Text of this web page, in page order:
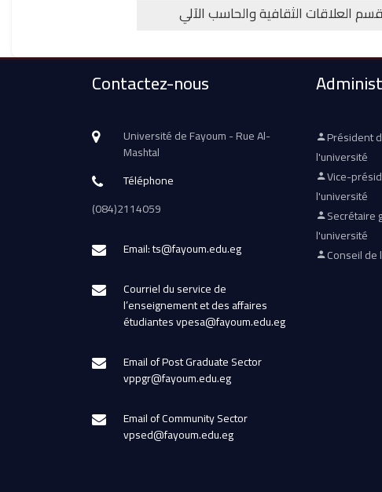
العلاقات الثقافية والحاسب الآلي
Contactez-nous
Université de Fayoum - Rue Al-
Mashtal
Téléphone
(084)2114059
Email: ts@fayoum.edu.eg
Courriel du service de
l’enseignement et des affaires
étudiantes vpesa@fayoum.edu.eg
Email of Post Graduate Sector
vppgr@fayoum.edu.eg
Email of Community Sector
vpsed@fayoum.edu.eg
Président
l'université
Vice-
l'université
Secrétaire
l'université
Conseil